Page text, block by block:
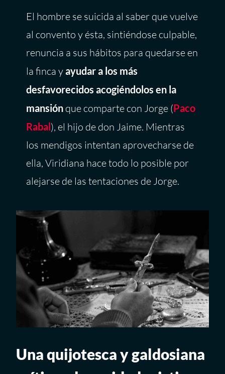
El hombre se suicida al saber que vuelve
al convento y ésta, sintiéndose culpable,
renuncia a sus hábitos para quedarse en
la finca yayudar a los más
desfavorecidos acogiéndolos en la
mansiónque comparte con Jorge (Paco
Rabal), el hijo de don Jaime. Mientras
los mendigos intentan aprovecharse de
ella, Viridiana hace todo lo posible por
alejarse de las tentaciones de Jorge.
Una quijotesca y galdosiana